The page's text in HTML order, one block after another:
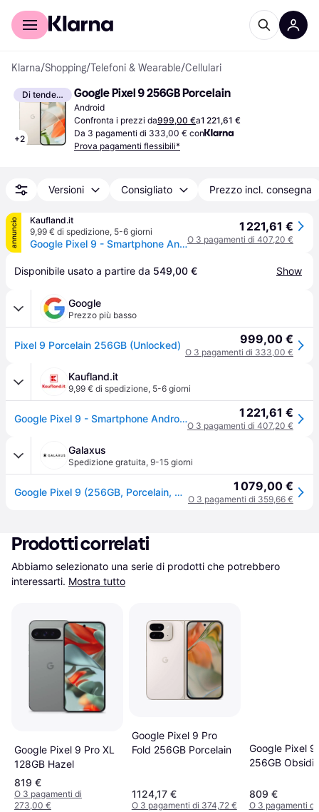
Per il tuo shopping
Klarna/Shopping/Telefoni & Wearable/Cellulari
Di tendenza
+2
Google Pixel 9 256GB Porcelain
Android
Confronta i prezzi da999,00 €a1 221,61 €
Da 3 pagamenti di 333,00 € con
Prova pagamenti flessibili*
Versioni Consigliato Prezzo incl. consegna
annuncio
Kaufland.it
9,99 € di spedizione, 5-6 giorni
Google Pixel 9 - Smartphone Android con Gemini, fotocamera avanzata, batteria con 24 ore di autonomia e display Actua da 6,3pollici - Grigio creta, 256GB
1 221,61 €
O 3 pagamenti di 407,20 €
Disponibile usato a partire da 549,00 € Show
Google
Prezzo più basso
Pixel 9 Porcelain 256GB (Unlocked) 999,00 €
O 3 pagamenti di 333,00 €
Kaufland.it
9,99 € di spedizione, 5-6 giorni
Google Pixel 9 - Smartphone Android con Gemini, fotocamera avanzata, batteria con 24 ore di autonomia e display Actua da 6,3pollici - Grigio creta, 256GB 1 221,61 €
O 3 pagamenti di 407,20 €
Galaxus
Spedizione gratuita, 9-15 giorni
Google Pixel 9 (256GB, Porcelain, 6.30", SIM + eSIM, 5G), Smartphone, Bianco 1 079,00 €
O 3 pagamenti di 359,66 €
Prodotti correlati
Abbiamo selezionato una serie di prodotti che potrebbero
interessarti. Mostra tutto
Google Pixel 9 Pro XL
128GB Hazel
819 €
O 3 pagamenti di
273,00 €
Google Pixel 9 Pro
Fold 256GB Porcelain
1124,17 €
O 3 pagamenti di 374,72 €
Google Pixel 9
256GB
809 €
O 3 pagamenti